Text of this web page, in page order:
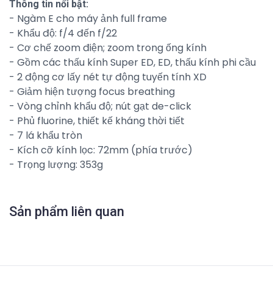
Thông tin nổi bật:
- Ngàm E cho máy ảnh full frame
- Khẩu độ: f/4 đến f/22
- Cơ chế zoom điện; zoom trong ống kính
- Gồm các thấu kính Super ED, ED, thấu kính phi cầu
- 2 động cơ lấy nét tự động tuyến tính XD
- Giảm hiện tượng focus breathing
- Vòng chỉnh khẩu độ; nút gạt de-click
- Phủ fluorine, thiết kế kháng thời tiết
- 7 lá khẩu tròn
- Kích cỡ kính lọc: 72mm (phía trước)
- Trọng lượng: 353g
Sản phẩm liên quan